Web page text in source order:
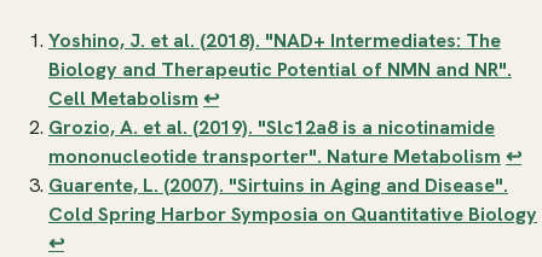
Yoshino, J. et al. (2018). "NAD+ Intermediates: The
Biology and Therapeutic Potential of NMN and NR".
Cell Metabolism ↩
Grozio, A. et al. (2019). "Slc12a8 is a nicotinamide
mononucleotide transporter". Nature Metabolism ↩
Guarente, L. (2007). "Sirtuins in Aging and Disease".
Cold Spring Harbor Symposia on Quantitative Biology
↩